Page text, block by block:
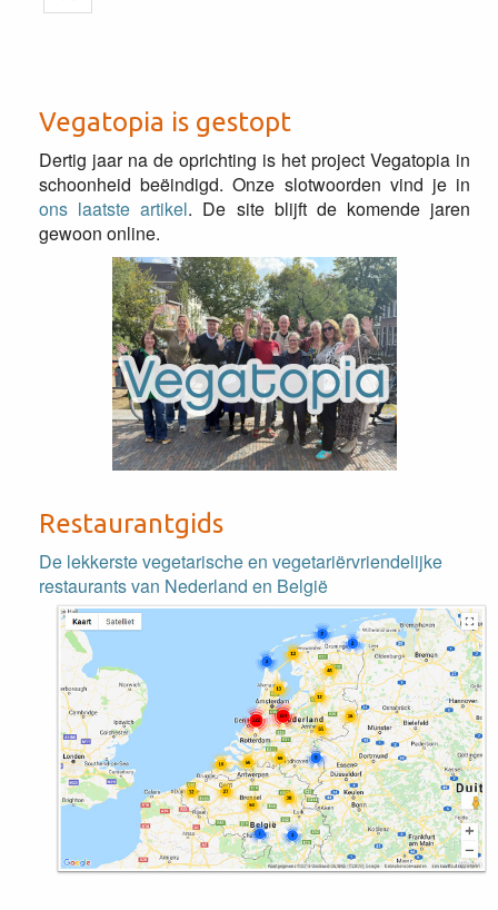
Vegatopia is gestopt
Dertig jaar na de oprichting is het project Vegatopia in
schoonheid beëindigd. Onze slotwoorden vind je in
ons laatste artikel. De site blijft de komende jaren
gewoon online.
Restaurantgids
De lekkerste vegetarische en vegetariërvriendelijke
restaurants van Nederland en België